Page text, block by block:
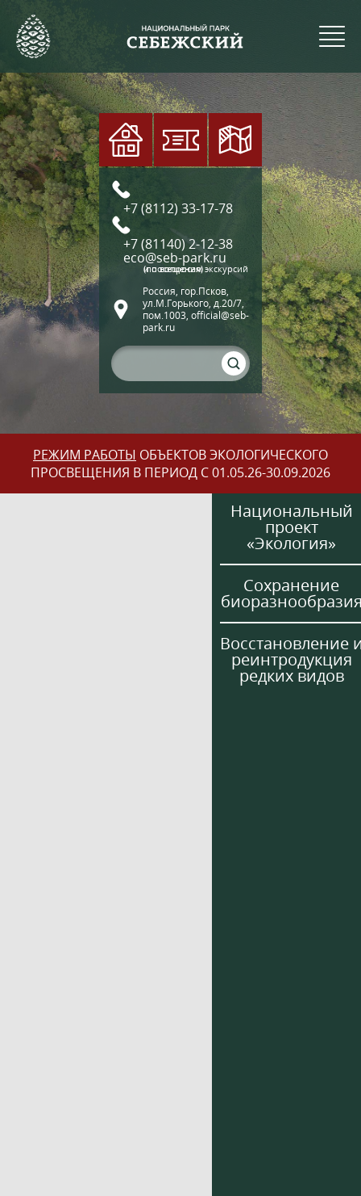
+7 (8112) 33-17-78
+7 (81140) 2-12-38
eco@seb-park.ru
(по вопросам экскурсий и посещения)
Россия, гор.Псков,
ул.М.Горького, д.20/7,
пом.1003, official@seb-
park.ru
РЕЖИМ РАБОТЫ ОБЪЕКТОВ ЭКОЛОГИЧЕСКОГО
ПРОСВЕЩЕНИЯ В ПЕРИОД С 01.05.26-30.09.2026
Национальный
проект
«Экология»
Сохранение
Восстановление
реинтродукция
редких видов